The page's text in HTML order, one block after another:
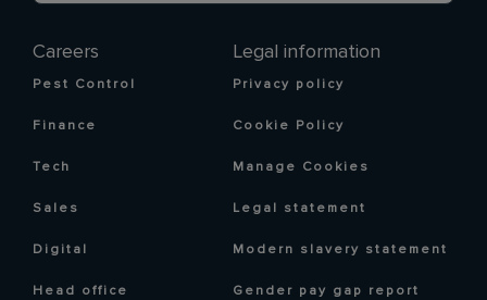
Careers
Pest Control
Finance
Tech
Sales
Digital
Head office
Legal information
Privacy policy
Cookie Policy
Manage Cookies
Legal statement
Modern slavery statement
Gender pay gap report